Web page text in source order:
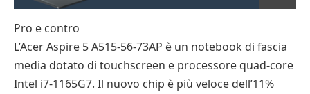
Pro e contro
L’Acer Aspire 5 A515-56-73AP è un notebook di fascia
media dotato di touchscreen e processore quad-core
Intel i7-1165G7. Il nuovo chip è più veloce dell’11%